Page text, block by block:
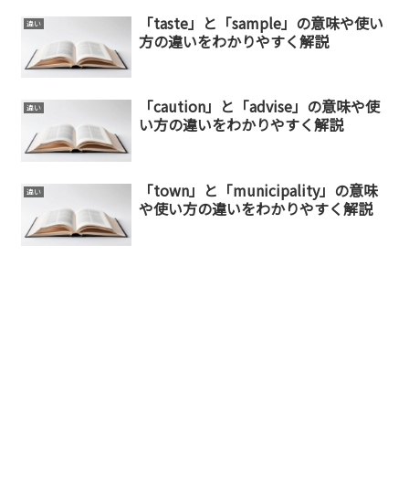
違い
「taste」と「sample」の意味や使い
方の違いをわかりやすく解説
違い
「caution」と「advise」の意味や使
い方の違いをわかりやすく解説
違い
「town」と「municipality」の意味
や使い方の違いをわかりやすく解説